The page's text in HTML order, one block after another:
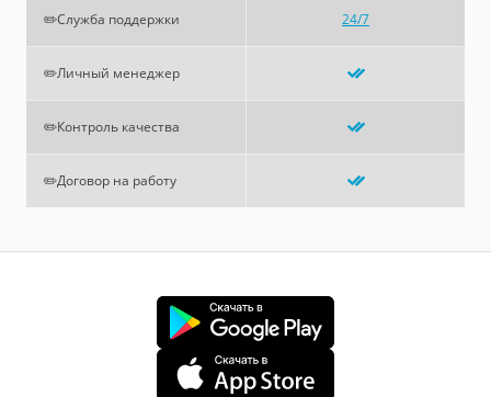
✏️Служба поддержки 24/7
✏️Личный менеджер
✏️Контроль качества
✏️Договор на работу